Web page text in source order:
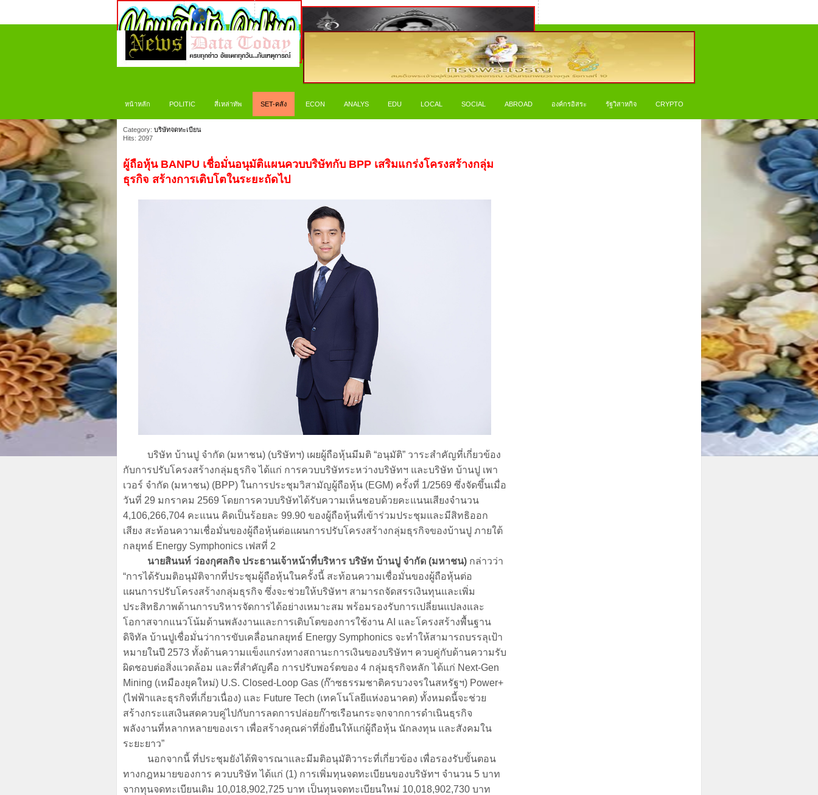
หน้าหลัก POLITIC สี่เหล่าทัพ SET-คลัง ECON ANALYS EDU LOCAL SOCIAL ABROAD องค์กรอิสระ รัฐวิสาหกิจ CRYPTO
Category: บริษัทจดทะเบียน
Hits: 2097
ผู้ถือหุ้น BANPU เชื่อมั่นอนุมัติแผนควบบริษัทกับ BPP เสริมแกร่งโครงสร้างกลุ่ม
ธุรกิจ สร้างการเติบโตในระยะถัดไป
บริษัท บ้านปู จำกัด (มหาชน) (บริษัทฯ) เผยผู้ถือหุ้นมีมติ “อนุมัติ” วาระสำคัญที่เกี่ยวข้อง
กับการปรับโครงสร้างกลุ่มธุรกิจ ได้แก่ การควบบริษัทระหว่างบริษัทฯ และบริษัท บ้านปู เพา
เวอร์ จำกัด (มหาชน) (BPP) ในการประชุมวิสามัญผู้ถือหุ้น (EGM) ครั้งที่ 1/2569 ซึ่งจัดขึ้นเมื่อ
วันที่ 29 มกราคม 2569 โดยการควบบริษัทได้รับความเห็นชอบด้วยคะแนนเสียงจำนวน
4,106,266,704 คะแนน คิดเป็นร้อยละ 99.90 ของผู้ถือหุ้นที่เข้าร่วมประชุมและมีสิทธิออก
เสียง สะท้อนความเชื่อมั่นของผู้ถือหุ้นต่อแผนการปรับโครงสร้างกลุ่มธุรกิจของบ้านปู ภายใต้
กลยุทธ์ Energy Symphonics เฟสที่ 2
นายสินนท์ ว่องกุศลกิจ ประธานเจ้าหน้าที่บริหาร บริษัท บ้านปู จำกัด (มหาชน) กล่าวว่า
“การได้รับมติอนุมัติจากที่ประชุมผู้ถือหุ้นในครั้งนี้ สะท้อนความเชื่อมั่นของผู้ถือหุ้นต่อ
แผนการปรับโครงสร้างกลุ่มธุรกิจ ซึ่งจะช่วยให้บริษัทฯ สามารถจัดสรรเงินทุนและเพิ่ม
ประสิทธิภาพด้านการบริหารจัดการได้อย่างเหมาะสม พร้อมรองรับการเปลี่ยนแปลงและ
โอกาสจากแนวโน้มด้านพลังงานและการเติบโตของการใช้งาน AI และโครงสร้างพื้นฐาน
ดิจิทัล บ้านปูเชื่อมั่นว่าการขับเคลื่อนกลยุทธ์ Energy Symphonics จะทำให้สามารถบรรลุเป้า
หมายในปี 2573 ทั้งด้านความแข็งแกร่งทางสถานะการเงินของบริษัทฯ ควบคู่กับด้านความรับ
ผิดชอบต่อสิ่งแวดล้อม และที่สำคัญคือ การปรับพอร์ตของ 4 กลุ่มธุรกิจหลัก ได้แก่ Next-Gen
Mining (เหมืองยุคใหม่) U.S. Closed-Loop Gas (ก๊าซธรรมชาติครบวงจรในสหรัฐฯ) Power+
(ไฟฟ้าและธุรกิจที่เกี่ยวเนื่อง) และ Future Tech (เทคโนโลยีแห่งอนาคต) ทั้งหมดนี้จะช่วย
สร้างกระแสเงินสดควบคู่ไปกับการลดการปล่อยก๊าซเรือนกระจกจากการดำเนินธุรกิจ
พลังงานที่หลากหลายของเรา เพื่อสร้างคุณค่าที่ยั่งยืนให้แก่ผู้ถือหุ้น นักลงทุน และสังคมใน
ระยะยาว”
นอกจากนี้ ที่ประชุมยังได้พิจารณาและมีมติอนุมัติวาระที่เกี่ยวข้อง เพื่อรองรับขั้นตอน
ทางกฎหมายของการ ควบบริษัท ได้แก่ (1) การเพิ่มทุนจดทะเบียนของบริษัทฯ จำนวน 5 บาท
จากทุนจดทะเบียนเดิม 10,018,902,725 บาท เป็นทุนจดทะเบียนใหม่ 10,018,902,730 บาท